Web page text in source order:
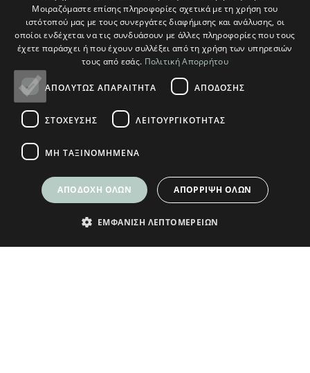
Τρόποι Πληρωμής
© Plikas Home 2026
Μοιραζόμαστε επίσης πληροφορίες σχετικά με τη χρήση του
ιστότοπού μας με τους συνεργάτες διαφήμισης και ανάλυσης, οι
οποίοι ενδέχεται να τις συνδυάσουν με άλλες πληροφορίες που τους
έχετε παράσχει ή που έχουν συλλέξει από τη χρήση των υπηρεσιών
τους από εσάς. Πολιτική Απορρήτου
ΑΠΟΛΎΤΩΣ ΑΠΑΡΑΊΤΗΤΑ ΑΠΌΔΟΣΗΣ
ΣΤΌΧΕΥΣΗΣ ΛΕΙΤΟΥΡΓΙΚΌΤΗΤΑΣ
ΜΗ ΤΑΞΙΝΟΜΗΜΈΝΑ
ΑΠΟΔΟΧΉ ΌΛΩΝ ΑΠΌΡΡΙΨΗ ΌΛΩΝ
ΕΜΦΆΝΙΣΗ ΛΕΠΤΟΜΕΡΕΙΏΝ